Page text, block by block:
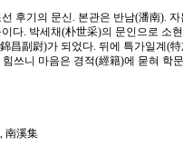
후기의 문신. 본관은 반남(潘南).
다. 박세채(朴世采)의 문인으로 소
昌副尉)가 되었다. 뒤에 특가일계(
쓰니 마음은 경적(經籍)에 묻혀 학
南溪集